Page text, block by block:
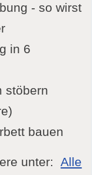
- so wirst
in 6
stöbern
bauen
unter:Alle